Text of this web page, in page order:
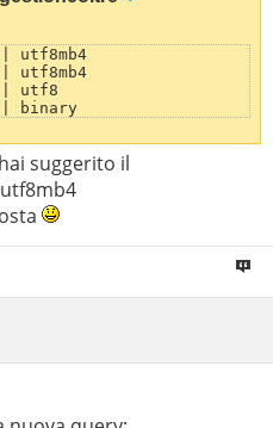
utf8mb4
utf8mb4
| utf8
| binary
| latin1
| utf8
share/mysql/charsets/
suggerito il